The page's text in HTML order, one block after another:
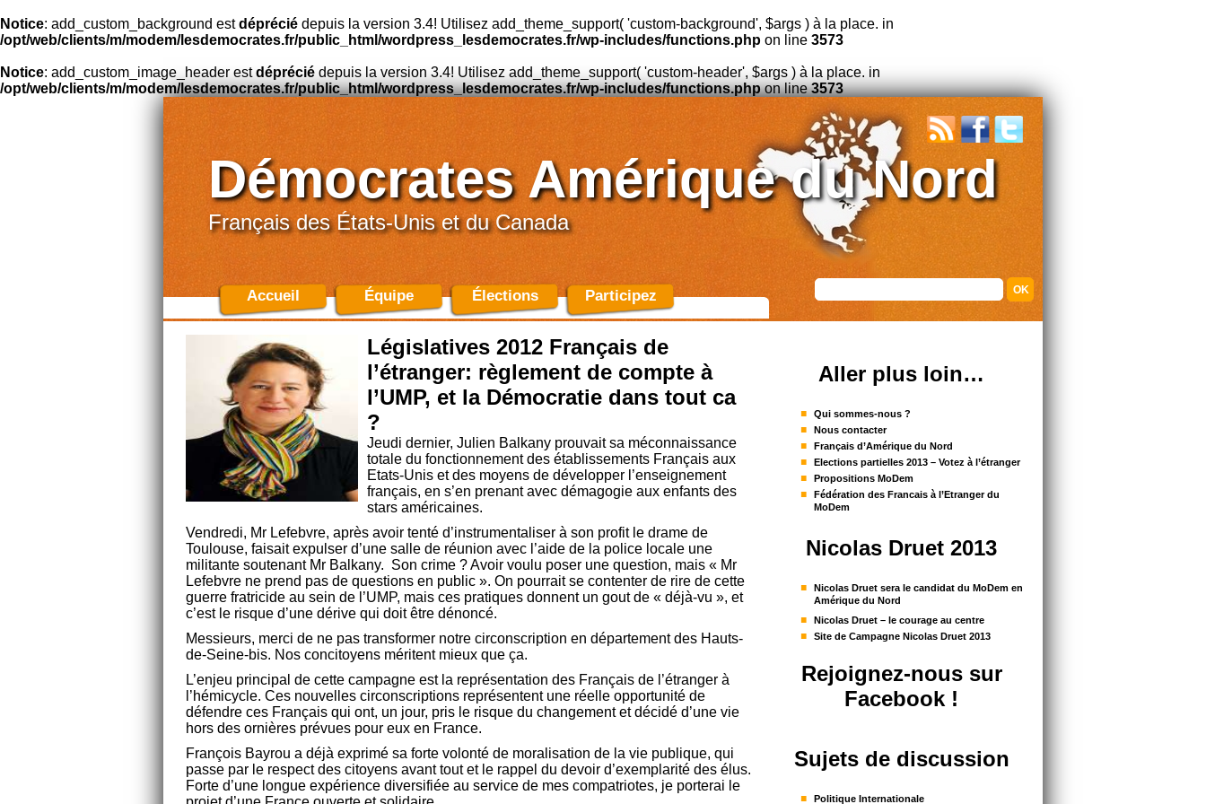
Notice: add_custom_background estdéprécié depuis la version 3.4! Utilisez add_theme_support( 'custom-background', $args ) à la place. in
/opt/web/clients/m/modem/lesdemocrates.fr/public_html/wordpress_lesdemocrates.fr/wp-includes/functions.php on line 3573
Notice: add_custom_image_header estdéprécié depuis la version 3.4! Utilisez add_theme_support( 'custom-header', $args ) à la place. in
/opt/web/clients/m/modem/lesdemocrates.fr/public_html/wordpress_lesdemocrates.fr/wp-includes/functions.phpon line3573
Démocrates Amérique du Nord
Français des États-Unis et du Canada
Accueil Équipe Élections Participez
Législatives 2012 Français de
l’étranger: règlement de compte à
l’UMP, et la Démocratie dans tout ca
?
Jeudi dernier, Julien Balkany prouvait sa méconnaissance
totale du fonctionnement des établissements Français aux
Etats-Unis et des moyens de développer l’enseignement
français, en s’en prenant avec démagogie aux enfants des
stars américaines.
Vendredi, Mr Lefebvre, après avoir tenté d’instrumentaliser à son profit le drame de
Toulouse, faisait expulser d’une salle de réunion avec l’aide de la police locale une
militante soutenant Mr Balkany. Son crime ? Avoir voulu poser une question, mais « Mr
Lefebvre ne prend pas de questions en public ». On pourrait se contenter de rire de cette
guerre fratricide au sein de l’UMP, mais ces pratiques donnent un gout de « déjà-vu », et
c’est le risque d’une dérive qui doit être dénoncé.
Messieurs, merci de ne pas transformer notre circonscription en département des Hauts-
de-Seine-bis. Nos concitoyens méritent mieux que ça.
L’enjeu principal de cette campagne est la représentation des Français de l’étranger à
l’hémicycle. Ces nouvelles circonscriptions représentent une réelle opportunité de
défendre ces Français qui ont, un jour, pris le risque du changement et décidé d’une vie
hors des ornières prévues pour eux en France.
François Bayrou a déjà exprimé sa forte volonté de moralisation de la vie publique, qui
passe par le respect des citoyens avant tout et le rappel du devoir d’exemplarité des élus.
Forte d’une longue expérience diversifiée au service de mes compatriotes, je porterai le
Aller plus loin…
Qui sommes-nous ?
Nous contacter
Français d’Amérique du Nord
Elections partielles 2013 – Votez à l’étranger
Propositions MoDem
Fédération des Francais à l’Etranger du
MoDem
Nicolas Druet 2013
Nicolas Druet sera le candidat du MoDem en
Amérique du Nord
Nicolas Druet – le courage au centre
Site de Campagne Nicolas Druet 2013
Rejoignez-nous sur
Facebook !
Sujets de discussion
Politique Internationale